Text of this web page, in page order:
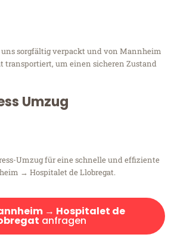
sorgfältig verpackt und von Mannheim
transportiert, um einen sicheren Zustand
Umzug
Umzug für eine schnelle und effiziente
→ Hospitalet de Llobregat.
→ Hospitalet de
anfragen